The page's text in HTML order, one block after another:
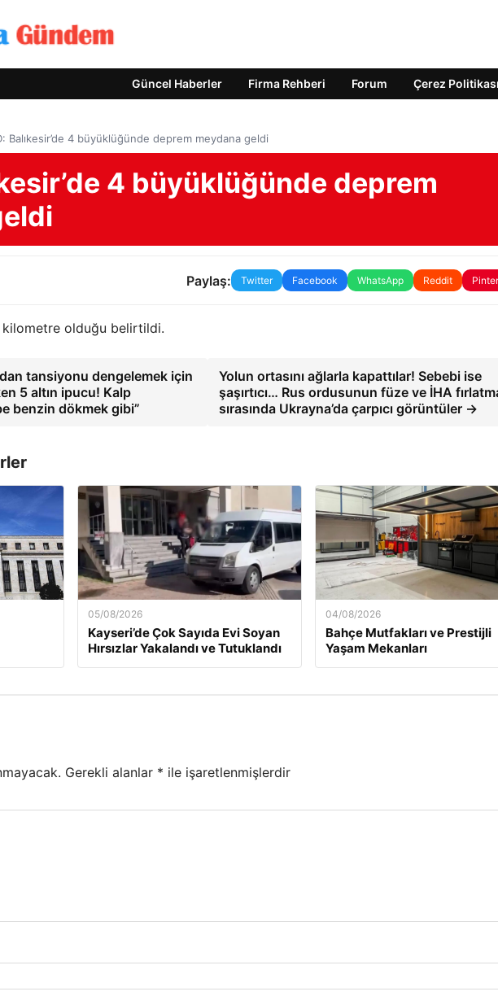
Güncel Haberler Firma Rehberi Forum Çerez Politikası
Balıkesir’de 4 büyüklüğünde deprem meydana geldi
4 büyüklüğünde deprem
Paylaş: Twitter Facebook WhatsApp Reddit
olduğu belirtildi.
tansiyonu dengelemek için
5 altın ipucu! Kalp
benzin dökmek gibi”
Yolun ortasını ağlarla kapattılar! Sebebi ise
şaşırtıcı… Rus ordusunun füze ve İHA
sırasında Ukrayna’da çarpıcı görüntüler →
05/08/2026
Kayseri’de Çok Sayıda Evi Soyan
Hırsızlar Yakalandı ve Tutuklandı
04/08/2026
Bahçe Mutfakları ve Prestijli
Yaşam Mekanları
Gerekli alanlar * ile işaretlenmişlerdir